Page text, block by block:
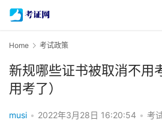
Home 考试政策
新规哪些证书被取消不用
用考了）
musi • 2022年3月28日 16:20:54 • 考